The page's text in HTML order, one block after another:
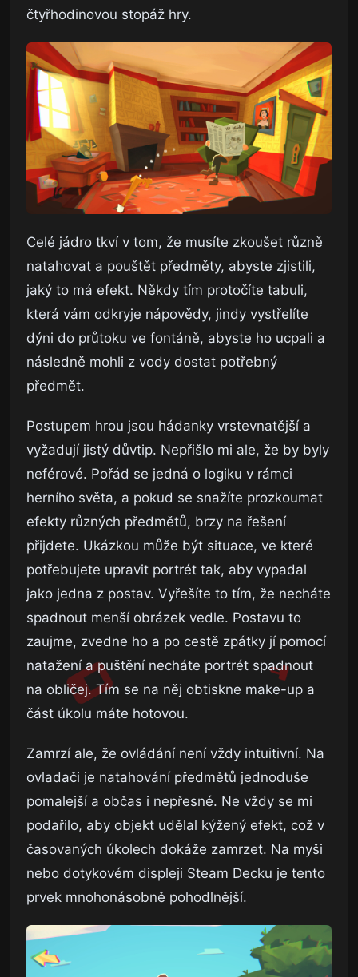
čtyřhodinovou stopáž hry.
Celé jádro tkví v tom, že musíte zkoušet různě
natahovat a pouštět předměty, abyste zjistili,
jaký to má efekt. Někdy tím protočíte tabuli,
která vám odkryje nápovědy, jindy vystřelíte
dýni do průtoku ve fontáně, abyste ho ucpali a
následně mohli z vody dostat potřebný
předmět.
Postupem hrou jsou hádanky vrstevnatější a
vyžadují jistý důvtip. Nepřišlo mi ale, že by byly
neférové. Pořád se jedná o logiku v rámci
herního světa, a pokud se snažíte prozkoumat
efekty různých předmětů, brzy na řešení
přijdete. Ukázkou může být situace, ve které
potřebujete upravit portrét tak, aby vypadal
jako jedna z postav. Vyřešíte to tím, že necháte
spadnout menší obrázek vedle. Postavu to
zaujme, zvedne ho a po cestě zpátky jí pomocí
natažení a puštění necháte portrét spadnout
na obličej. Tím se na něj obtiskne make-up a
část úkolu máte hotovou.
Zamrzí ale, že ovládání není vždy intuitivní. Na
ovladači je natahování předmětů jednoduše
pomalejší a občas i nepřesné. Ne vždy se mi
podařilo, aby objekt udělal kýžený efekt, což v
časovaných úkolech dokáže zamrzet. Na myši
nebo dotykovém displeji Steam Decku je tento
prvek mnohonásobně pohodlnější.